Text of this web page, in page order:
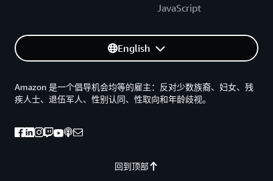
JavaScript
English
回到顶部
Amazon 是一个倡导机会均等的雇主：反对少数族裔、妇女、残
疾人士、退伍军人、性别认同、性取向和年龄歧视。